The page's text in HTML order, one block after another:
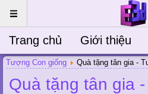
Trang chủ Giới thiệu
Tượng Con giống Quà tặng tân gia -
Quà tặng tân gia